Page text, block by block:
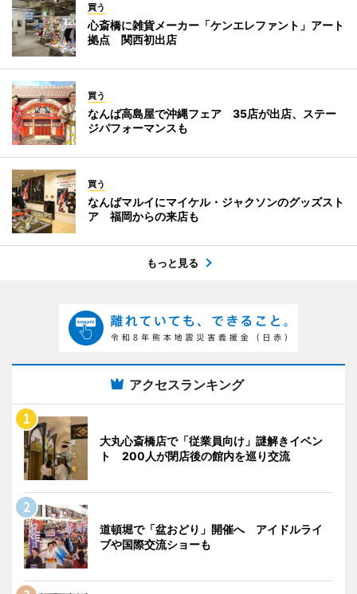
買う
心斎橋に雑貨メーカー「ケンエレファント」アート
拠点 関西初出店
買う
なんば高島屋で沖縄フェア 35店が出店、ステー
ジパフォーマンスも
買う
なんばマルイにマイケル・ジャクソンのグッズスト
ア 福岡からの来店も
もっと見る
アクセスランキング
大丸心斎橋店で「従業員向け」謎解きイベン
ト 200人が閉店後の館内を巡り交流
道頓堀で「盆おどり」開催へ アイドルライ
ブや国際交流ショーも